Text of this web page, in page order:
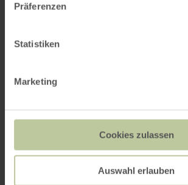
Präferenzen
Statistiken
Marketing
Cookies zulassen
Auswahl erlauben